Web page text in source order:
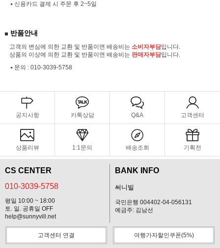
신용카드 결제 시 주문 후 2~5일
반품안내
고객의 변심에 의한 교환 및 반품이면 배송비는 소비자부담입니다.
상품의 이상에 의한 교환 및 반품이면 배송비는 판매자부담입니다.
문의 : 010-3039-5758
공지사항 카톡상담 Q&A 고객센터
상품리뷰 1:1문의 배송조회 기획전
CS CENTER
010-3039-5758
평일 10:00 ~ 18:00
토. 일. 공휴일 OFF
help@sunnyvill.net
BANK INFO
써니빌
국민은행 004402-04-056131
예금주: 김남선
고객센터 연결 여행가자할인쿠폰(5%)